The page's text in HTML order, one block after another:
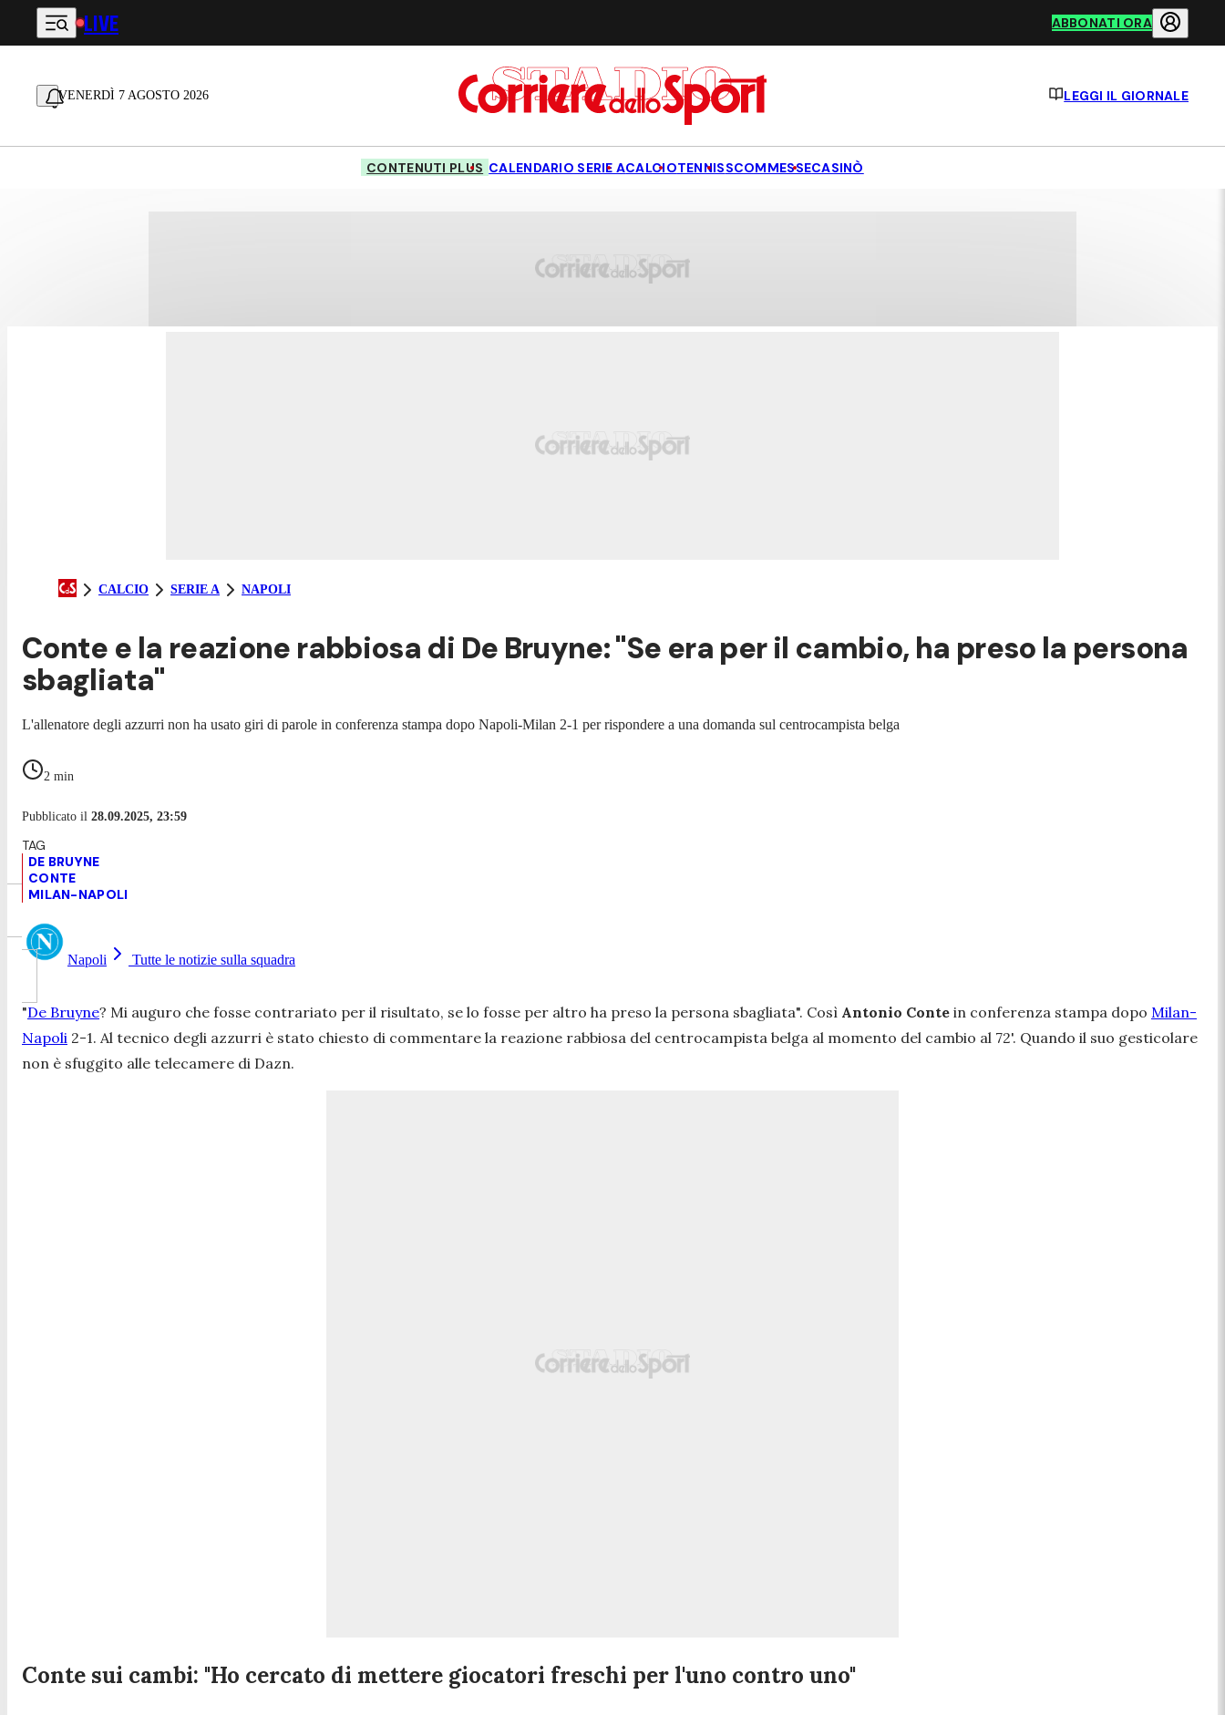
Vai al contenuto principale
LIVE ABBONATI ORA
VENERDÌ 7 AGOSTO 2026 LEGGI IL GIORNALE
CONTENUTI PLUS CALENDARIO SERIE ACALCIOTENNISSCOMMESSECASINÒ
CALCIO SERIE A NAPOLI
Conte e la reazione rabbiosa di De Bruyne: "Se era per il cambio, ha preso la persona
sbagliata"
L'allenatore degli azzurri non ha usato giri di parole in conferenza stampa dopo Napoli-Milan 2-1 per rispondere a una domanda sul centrocampista belga
2 min
Pubblicato il 28.09.2025, 23:59
DE BRUYNE
CONTE
MILAN-NAPOLI
Napoli Tutte le notizie sulla squadra
"De Bruyne? Mi auguro che fosse contrariato per il risultato, se lo fosse per altro ha preso la persona sbagliata". Così Antonio Conte in conferenza stampa dopo Milan-
Napoli 2-1. Al tecnico degli azzurri è stato chiesto di commentare la reazione rabbiosa del centrocampista belga al momento del cambio al 72'. Quando il suo gesticolare
non è sfuggito alle telecamere di Dazn.
Conte sui cambi: "Ho cercato di mettere giocatori freschi per l'uno contro uno"